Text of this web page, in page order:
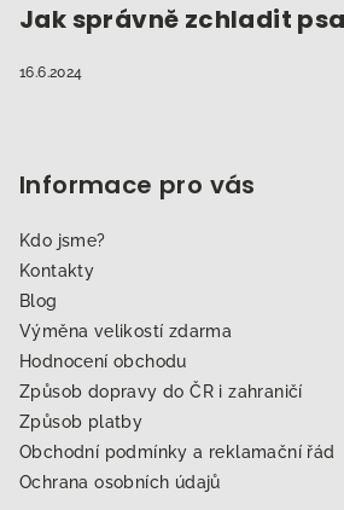
Jak správně zchladit
16.6.2024
Informace pro vás
Kdo jsme?
Kontakty
Blog
Výměna velikostí zdarma
Hodnocení obchodu
Způsob dopravy do ČR i zahraničí
Způsob platby
Obchodní podmínky a reklamační řád
Ochrana osobních údajů